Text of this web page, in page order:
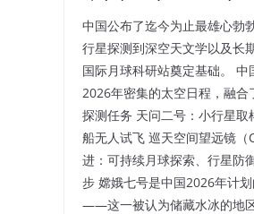
中国公布了迄今为止最雄心勃
行星探测到深空天文学以及长
国际月球科研站奠定基础。
2026年密集的太空日程，融
探测任务 天问二号：小行星
船无人试飞 巡天空间望远镜（
进：可持续月球探索、行星防
步 嫦娥七号是中国2026年计
——这一被认为储藏水冰的地